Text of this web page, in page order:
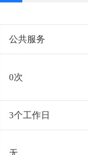
公共服务
0次
3个工作日